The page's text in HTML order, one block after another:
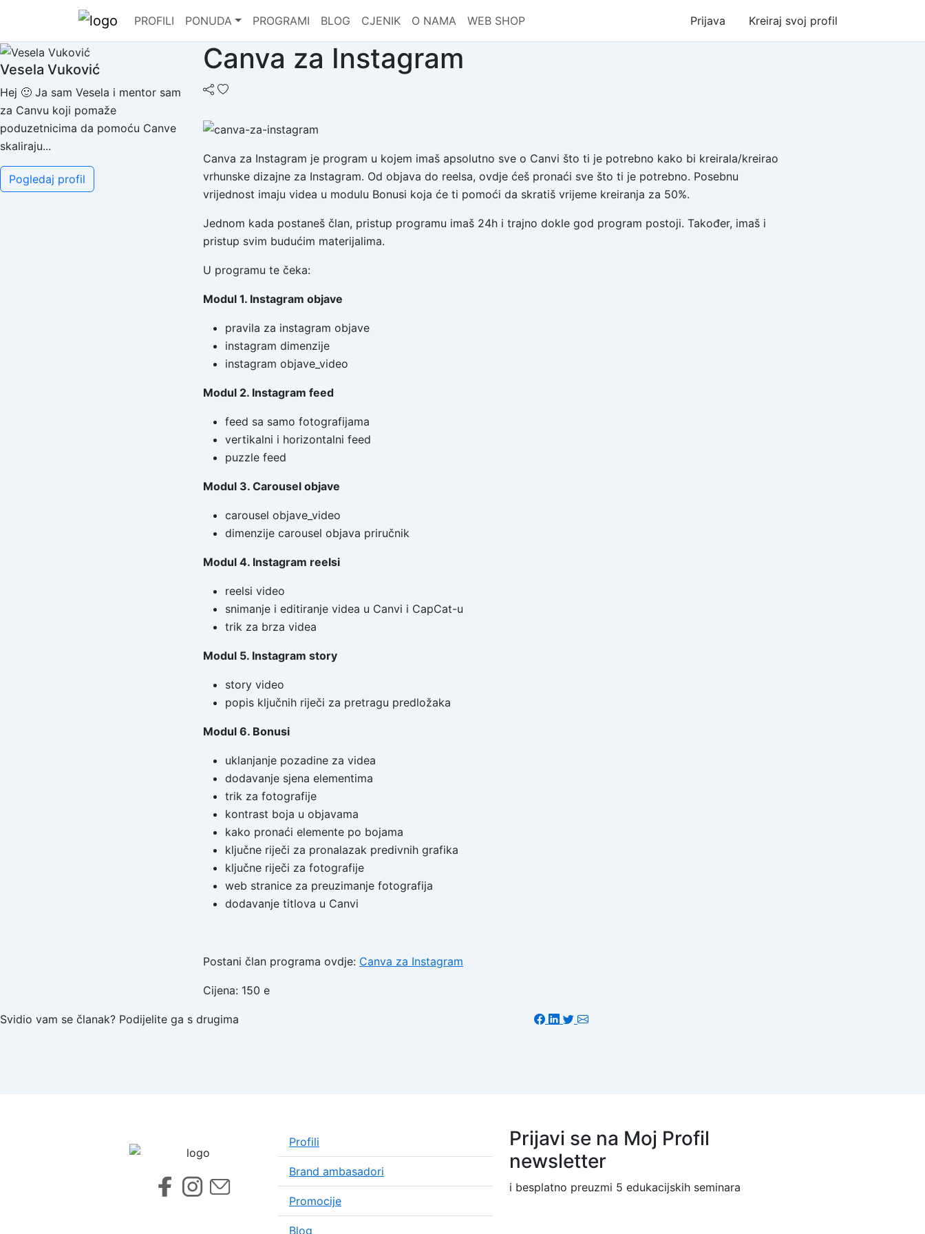
PROFILI PONUDA PROGRAMI BLOG CJENIK O NAMA WEB SHOP Prijava Kreiraj svoj profil
Vesela Vuković
Hej 🙂 Ja sam Vesela i mentor sam
za Canvu koji pomaže
poduzetnicima da pomoću Canve
skaliraju...
Pogledaj profil
Canva za Instagram
Canva za Instagram je program u kojem imaš apsolutno sve o Canvi što ti je potrebno kako bi kreirala/kreirao
vrhunske dizajne za Instagram. Od objava do reelsa, ovdje ćeš pronaći sve što ti je potrebno. Posebnu
vrijednost imaju videa u modulu Bonusi koja će ti pomoći da skratiš vrijeme kreiranja za 50%.
Jednom kada postaneš član, pristup programu imaš 24h i trajno dokle god program postoji. Također, imaš i
pristup svim budućim materijalima.
U programu te čeka:
Modul 1. Instagram objave
pravila za instagram objave
instagram dimenzije
instagram objave_video
Modul 2. Instagram feed
feed sa samo fotografijama
vertikalni i horizontalni feed
puzzle feed
Modul 3. Carousel objave
carousel objave_video
dimenzije carousel objava priručnik
Modul 4. Instagram reelsi
reelsi video
snimanje i editiranje videa u Canvi i CapCat-u
trik za brza videa
Modul 5. Instagram story
story video
popis ključnih riječi za pretragu predložaka
Modul 6. Bonusi
uklanjanje pozadine za videa
dodavanje sjena elementima
trik za fotografije
kontrast boja u objavama
kako pronaći elemente po bojama
ključne riječi za pronalazak predivnih grafika
ključne riječi za fotografije
web stranice za preuzimanje fotografija
dodavanje titlova u Canvi
Postani član programa ovdje: Canva za Instagram
Cijena: 150 e
Svidio vam se članak? Podijelite ga s drugima
Profili
Brand ambasadori
Promocije
Blog
Prijavi se na Moj Profil
newsletter
i besplatno preuzmi 5 edukacijskih seminara